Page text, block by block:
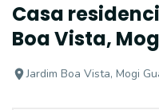
Casa
Boa Vista,
Jardim Boa Vista, Mogi